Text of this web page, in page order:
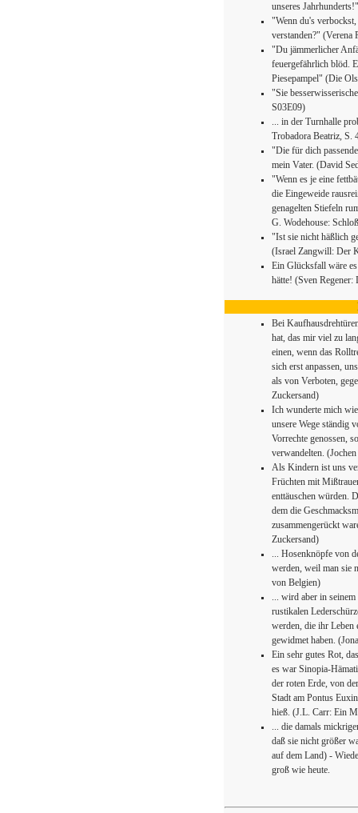
unseres
"Wenn du's
verstanden?" (Verena
"Du jämmerlicher
feuergefährlich blöd.
Piesepampel" (Die
"Sie
S03E09)
... in der Turnhalle
Trobadora Beatriz, S.
"Die für dich
mein Vater. (David
"Wenn es je eine
die Eingeweide
genagelten Stiefeln
G. Wodehouse:
"Ist sie nicht häßlich
(Israel Zangwill: Der
Ein Glücksfall wäre
hätte! (Sven
Bei
hat, das mir viel zu
einen, wenn das
sich erst anpassen,
als von Verboten,
Zuckersand)
Ich wunderte mich
unsere Wege ständig
Vorrechte genossen,
verwandelten.
Als Kindern ist uns
Früchten mit
enttäuschen würden.
dem die
zusammengerückt
Zuckersand)
... Hosenknöpfe von
werden, weil man sie
von Belgien)
... wird aber in
rustikalen
werden, die ihr Leben
gewidmet haben.
Ein sehr gutes Rot,
es war Sinopia-
der roten Erde, von
Stadt am Pontus
hieß. (J.L. Carr: Ein
... die damals
daß sie nicht größer
auf dem Land) -
groß wie heute.